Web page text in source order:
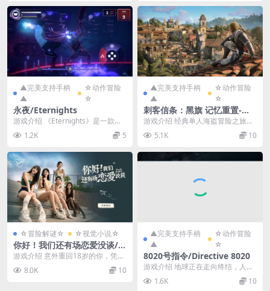
▲完美支持手柄
▲
☆动作冒险
☆
永夜/Eternights
游戏介绍 《Eternights》是一款恋
爱动作游戏，玩家将在游戏中竭尽
所能把握...
1.2K 5
▲完美支持手柄
▲
☆动作冒险
☆
刺客信条：黑旗 记忆重置-虚
拟机版/Assassin's Creed Bla
ck Flag Resynced HYPERVI
SOR
游戏介绍 经典单人海盗冒险之旅现
已回归。在这部忠实还原且经过优
化的重制版中，你将...
5.1K 10
☆冒险解谜☆ ☆视觉小说☆
你好！我们还有场恋爱没谈/H
ello Love: 18 Again
游戏介绍 意外重回18岁的你，凭借
前世记忆展开一段高能不断、欢乐
甜蜜的校园重生之...
8.0K 10
▲完美支持手柄
▲
☆动作冒险
☆
8020号指令/Directive 8020
游戏介绍 地球正在走向终结，人类
的时间已所剩无几。距离地球12光
年的天仓五f星是...
1.6K 10